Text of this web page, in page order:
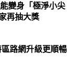
變身「極淨小尖
再抽大獎
路網升級更順暢